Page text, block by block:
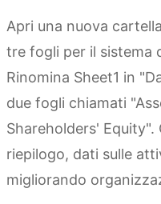
Apri una nuova
tre fogli per il sistema
Rinomina Sheet1 in
due fogli chiamati
Shareholders'
riepilogo, dati sulle
migliorando